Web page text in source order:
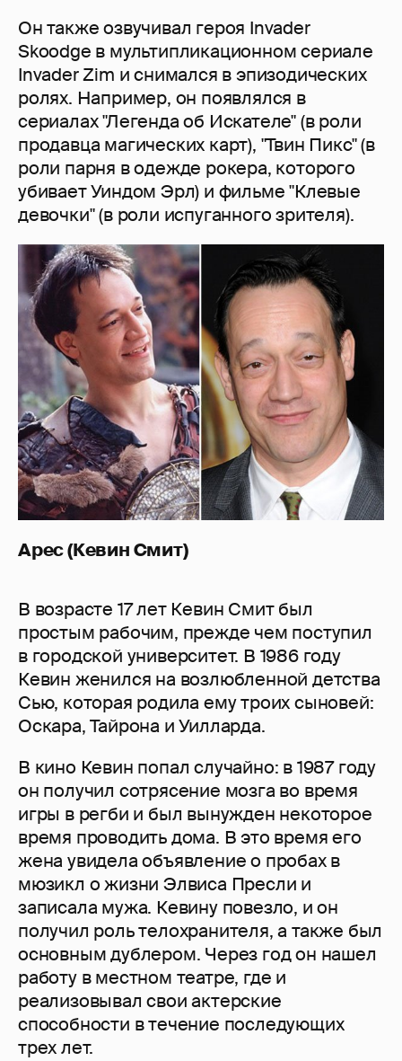
Он также озвучивал героя Invader
Skoodge в мультипликационном сериале
Invader Zim и снимался в эпизодических
ролях. Например, он появлялся в
сериалах "Легенда об Искателе" (в роли
продавца магических карт), "Твин Пикс" (в
роли парня в одежде рокера, которого
убивает Уиндом Эрл) и фильме "Клевые
девочки" (в роли испуганного зрителя).
Арес (Кевин Смит)
В возрасте 17 лет Кевин Смит был
простым рабочим, прежде чем поступил
в городской университет. В 1986 году
Кевин женился на возлюбленной детства
Сью, которая родила ему троих сыновей:
Оскара, Тайрона и Уилларда.
В кино Кевин попал случайно: в 1987 году
он получил сотрясение мозга во время
игры в регби и был вынужден некоторое
время проводить дома. В это время его
жена увидела объявление о пробах в
мюзикл о жизни Элвиса Пресли и
записала мужа. Кевину повезло, и он
получил роль телохранителя, а также был
основным дублером. Через год он нашел
работу в местном театре, где и
реализовывал свои актерские
способности в течение последующих
трех лет.